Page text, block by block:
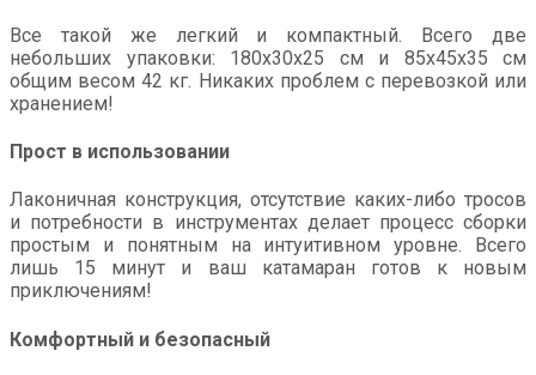
Все такой же легкий и компактный. Всего две
небольших упаковки: 180х30х25 см и 85х45х35 см
общим весом 42 кг. Никаких проблем с перевозкой или
хранением!
Прост в использовании
Лаконичная конструкция, отсутствие каких-либо тросов
и потребности в инструментах делает процесс сборки
простым и понятным на интуитивном уровне. Всего
лишь 15 минут и ваш катамаран готов к новым
приключениям!
Комфортный и безопасный